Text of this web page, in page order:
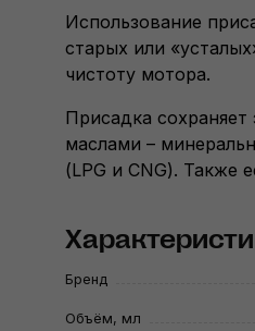
Использование
старых или
чистоту мотора.
Присадка
маслами –
(LPG и CNG). Также
Бренд
Объём, мл